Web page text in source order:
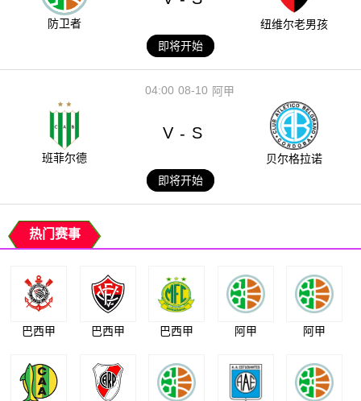
防卫者
纽维尔老男孩
即将开始
08-10
04:00 阿甲
班菲尔德
V - S
贝尔格拉诺
即将开始
热门赛事
巴西甲 巴西甲 巴西甲 阿甲 阿甲